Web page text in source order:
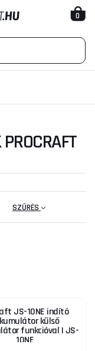
0
SZŰRÉS
JS-10NE indító
külső
funkcióval | JS-
10NE